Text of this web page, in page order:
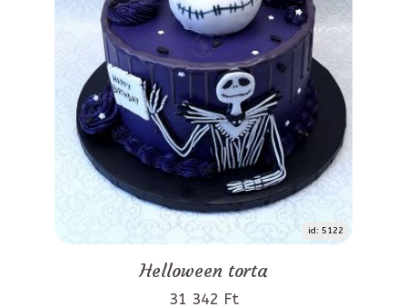
id: 5122
Helloween torta
31 342 Ft